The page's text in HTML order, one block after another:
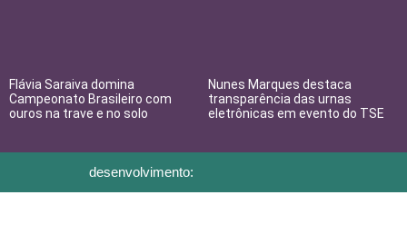
Flávia Saraiva domina
Campeonato Brasileiro com
ouros na trave e no solo
Nunes Marques destaca
transparência das urnas
eletrônicas em evento do TSE
desenvolvimento: